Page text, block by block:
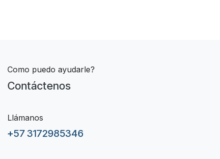
Como puedo ayudarle?
Contáctenos
Llámanos
+57 3172985346